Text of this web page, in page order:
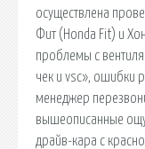
осуществлена
Фит (Honda Fit) и
проблемы с
чек и vsc», ошибки
менеджер
вышеописанные
драйв-кара с